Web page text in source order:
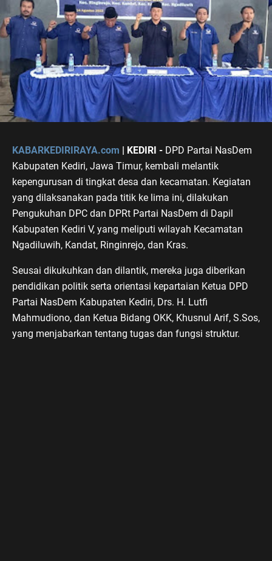
KABARKEDIRIRAYA.com | KEDIRI - DPD Partai NasDem
Kabupaten Kediri, Jawa Timur, kembali melantik
kepengurusan di tingkat desa dan kecamatan. Kegiatan
yang dilaksanakan pada titik ke lima ini, dilakukan
Pengukuhan DPC dan DPRt Partai NasDem di Dapil
Kabupaten Kediri V, yang meliputi wilayah Kecamatan
Ngadiluwih, Kandat, Ringinrejo, dan Kras.
Seusai dikukuhkan dan dilantik, mereka juga diberikan
pendidikan politik serta orientasi kepartaian Ketua DPD
Partai NasDem Kabupaten Kediri, Drs. H. Lutfi
Mahmudiono, dan Ketua Bidang OKK, Khusnul Arif, S.Sos,
yang menjabarkan tentang tugas dan fungsi struktur.